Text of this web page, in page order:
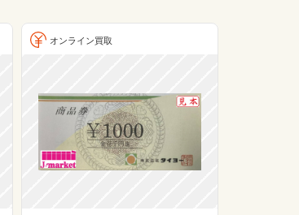
オンライン買取